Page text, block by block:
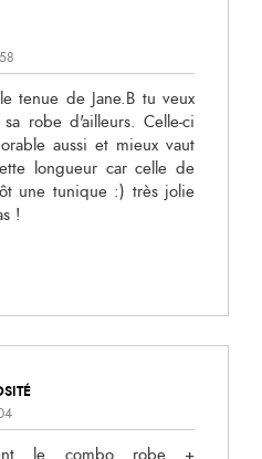
tenue de Jane.B tu veux
robe d'ailleurs. Celle-ci
aussi et mieux vaut
longueur car celle de
une tunique :) très jolie
!